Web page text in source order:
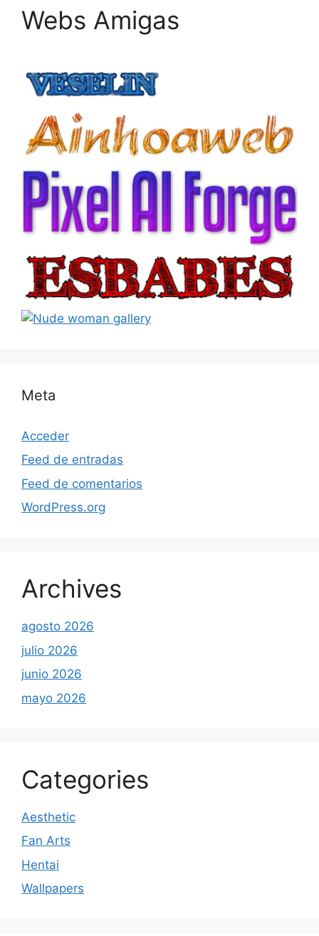
Webs Amigas
Meta
Acceder
Feed de entradas
Feed de comentarios
WordPress.org
Archives
agosto 2026
julio 2026
junio 2026
mayo 2026
Categories
Aesthetic
Fan Arts
Hentai
Wallpapers